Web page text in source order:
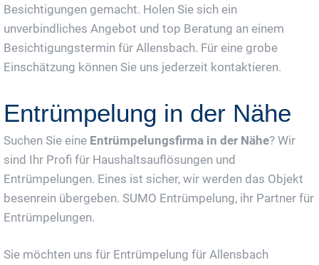
Besichtigungen gemacht. Holen Sie sich ein
unverbindliches Angebot und top Beratung an einem
Besichtigungstermin für Allensbach. Für eine grobe
Einschätzung können Sie uns jederzeit kontaktieren.
Entrümpelung in der Nähe
Suchen Sie eine Entrümpelungsfirma in der Nähe? Wir
sind Ihr Profi für Haushaltsauflösungen und
Entrümpelungen. Eines ist sicher, wir werden das Objekt
besenrein übergeben. SUMO Entrümpelung, ihr Partner für
Entrümpelungen.
Sie möchten uns für Entrümpelung für Allensbach